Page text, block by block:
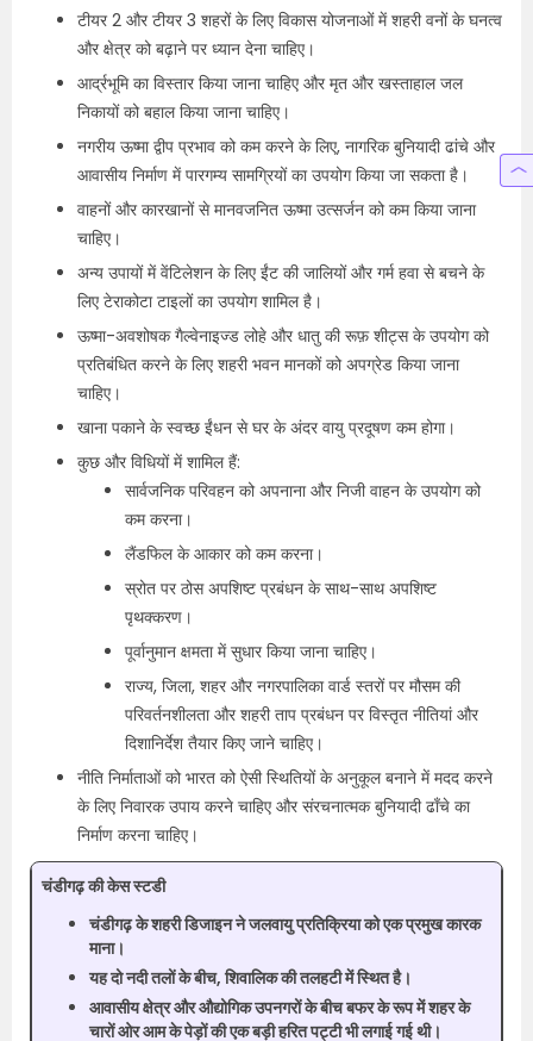
टीयर 2 और टीयर 3 शहरों के लिए विकास योजनाओं में शहरी वनों के घनत्व
और क्षेत्र को बढ़ाने पर ध्यान देना चाहिए।
आर्द्रभूमि का विस्तार किया जाना चाहिए और मृत और खस्ताहाल जल
निकायों को बहाल किया जाना चाहिए।
नगरीय ऊष्मा द्वीप प्रभाव को कम करने के लिए, नागरिक बुनियादी ढांचे और
आवासीय निर्माण में पारगम्य सामग्रियों का उपयोग किया जा सकता है।
वाहनों और कारखानों से मानवजनित ऊष्मा उत्सर्जन को कम किया जाना
चाहिए।
अन्य उपायों में वेंटिलेशन के लिए ईंट की जालियों और गर्म हवा से बचने के
लिए टेराकोटा टाइलों का उपयोग शामिल है।
ऊष्मा-अवशोषक गैल्वेनाइज्ड लोहे और धातु की रूफ़ शीट्स के उपयोग को
प्रतिबंधित करने के लिए शहरी भवन मानकों को अपग्रेड किया जाना
चाहिए।
खाना पकाने के स्वच्छ ईंधन से घर के अंदर वायु प्रदूषण कम होगा।
कुछ और विधियों में शामिल हैं:
सार्वजनिक परिवहन को अपनाना और निजी वाहन के उपयोग को
कम करना।
लैंडफिल के आकार को कम करना।
स्रोत पर ठोस अपशिष्ट प्रबंधन के साथ-साथ अपशिष्ट
पृथक्करण।
पूर्वानुमान क्षमता में सुधार किया जाना चाहिए।
राज्य, जिला, शहर और नगरपालिका वार्ड स्तरों पर मौसम की
परिवर्तनशीलता और शहरी ताप प्रबंधन पर विस्तृत नीतियां और
दिशानिर्देश तैयार किए जाने चाहिए।
नीति निर्माताओं को भारत को ऐसी स्थितियों के अनुकूल बनाने में मदद करने
के लिए निवारक उपाय करने चाहिए और संरचनात्मक बुनियादी ढाँचे का
निर्माण करना चाहिए।
चंडीगढ़ की केस स्टडी
चंडीगढ़ के शहरी डिजाइन ने जलवायु प्रतिक्रिया को एक प्रमुख कारक
माना।
यह दो नदी तलों के बीच, शिवालिक की तलहटी में स्थित है।
आवासीय क्षेत्र और औद्योगिक उपनगरों के बीच बफर के रूप में शहर के
चारों ओर आम के पेड़ों की एक बड़ी हरित पट्टी भी लगाई गई थी।